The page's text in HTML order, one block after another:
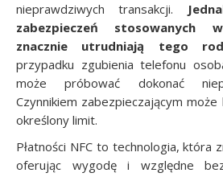
nieprawdziwych transakcji.
zabezpieczeń stosowanych
znacznie utrudniają tego
przypadku zgubienia telefonu
może próbować dokonać
Czynnikiem zabezpieczającym
określony limit.
Płatności NFC to technologia, która
oferując wygodę i względne